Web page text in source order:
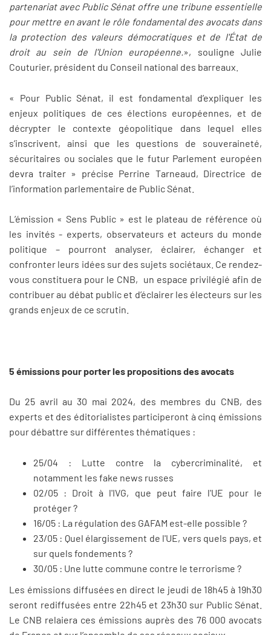
partenariat avec Public Sénat offre une tribune essentielle
pour mettre en avant le rôle fondamental des avocats dans
la protection des valeurs démocratiques et de l'État de
droit au sein de l'Union européenne.», souligne Julie
Couturier, président du Conseil national des barreaux.
« Pour Public Sénat, il est fondamental d’expliquer les
enjeux politiques de ces élections européennes, et de
décrypter le contexte géopolitique dans lequel elles
s’inscrivent, ainsi que les questions de souveraineté,
sécuritaires ou sociales que le futur Parlement européen
devra traiter » précise Perrine Tarneaud, Directrice de
l’information parlementaire de Public Sénat.
L’émission « Sens Public » est le plateau de référence où
les invités - experts, observateurs et acteurs du monde
politique – pourront analyser, éclairer, échanger et
confronter leurs idées sur des sujets sociétaux. Ce rendez-
vous constituera pour le CNB, un espace privilégié afin de
contribuer au débat public et d’éclairer les électeurs sur les
grands enjeux de ce scrutin.
5 émissions pour porter les propositions des avocats
Du 25 avril au 30 mai 2024, des membres du CNB, des
experts et des éditorialistes participeront à cinq émissions
pour débattre sur différentes thématiques :
25/04 : Lutte contre la cybercriminalité, et
notamment les fake news russes
02/05 : Droit à l'IVG, que peut faire l'UE pour le
protéger ?
16/05 : La régulation des GAFAM est-elle possible ?
23/05 : Quel élargissement de l'UE, vers quels pays, et
sur quels fondements ?
30/05 : Une lutte commune contre le terrorisme ?
Les émissions diffusées en direct le jeudi de 18h45 à 19h30
seront rediffusées entre 22h45 et 23h30 sur Public Sénat.
Le CNB relaiera ces émissions auprès des 76 000 avocats